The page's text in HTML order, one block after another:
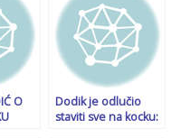
O
Dodik je odlučio
staviti sve na kocku: